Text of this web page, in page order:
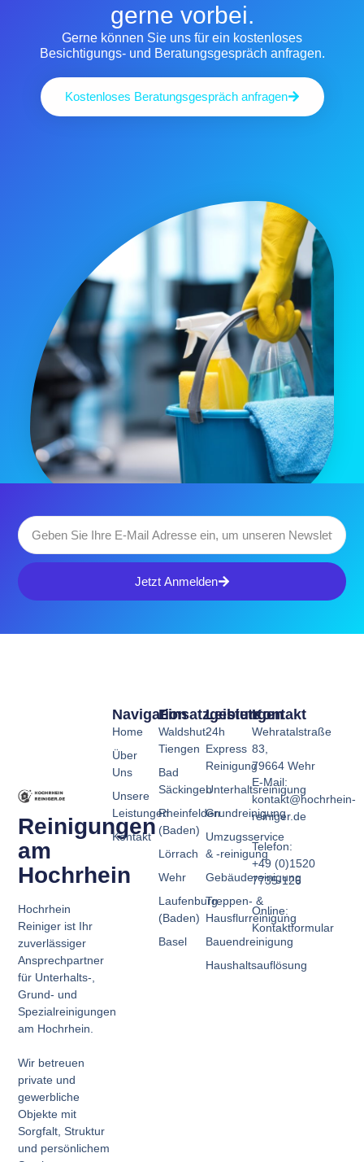
gerne vorbei.
Gerne können Sie uns für ein kostenloses
Besichtigungs- und Beratungsgespräch anfragen.
Kostenloses Beratungsgespräch anfragen
Jetzt Anmelden
Reinigungen
am
Hochrhein
Hochrhein
Reiniger ist Ihr
zuverlässiger
Ansprechpartner
für Unterhalts-,
Grund- und
Spezialreinigungen
am Hochrhein.
Wir betreuen
private und
gewerbliche
Objekte mit
Sorgfalt, Struktur
und persönlichem
Leistungen
24h
Express
Reinigung
Unterhaltsreinigung
Grundreinigung
Umzugsservice
& -reinigung
Gebäudereinigung
Treppen- &
Hausflurreinigung
Bauendreinigung
Haushaltsauflösung
Einsatzgebiete
Waldshut-
Tiengen
Bad
Säckingen
Rheinfelden
(Baden)
Lörrach
Wehr
Laufenburg
(Baden)
Basel
Navigation
Home
Über
Uns
Unsere
Leistungen
Kontakt
Kontakt
Wehratalstraße
83,
79664 Wehr
E-Mail:
kontakt@hochrhein-
reiniger.de
Telefon:
+49 (0)1520
7735-126
Online:
Kontaktformular